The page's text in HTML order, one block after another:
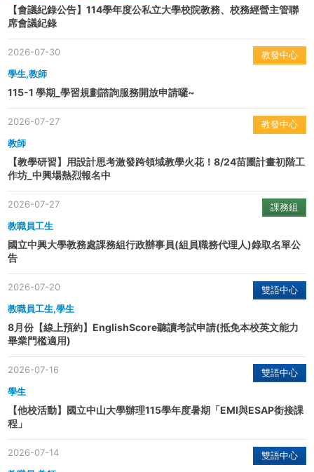
【會議紀錄公告】114學年度公私立大學校院教務、校務經營主管聯
席會議紀錄
教發中心
學生,教師
2026-07-30
115-1 學期_學習規劃諮詢服務開放申請囉~
教發中心
教師
2026-07-27
【教學研習】用設計思考激發跨領域教學火花！8/24苗圃計畫初階工
作坊_中興場熱烈報名中
課務組
教職員工生
2026-07-27
國立中興大學教務處課務組行政辦事員(組員職務代理人)錄取名單公
告
雙語中心
教職員工生,學生
2026-07-20
8月份【線上預約】EnglishScore聽讀考試申請(抵免本校英文能力
畢業門檻適用)
雙語中心
學生
2026-07-16
【他校活動】國立中山大學辦理115學年度暑期「EMI與ESAP銜接課
程」
雙語中心
2026-07-14